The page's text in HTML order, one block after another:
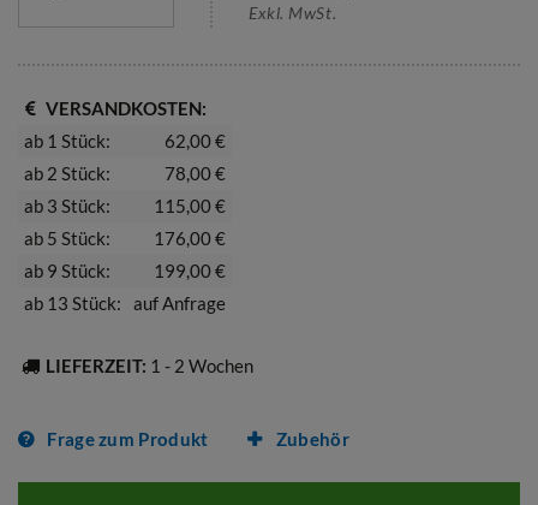
Exkl. MwSt.
VERSANDKOSTEN:
ab 1 Stück:
62,00 €
ab 2 Stück:
78,00 €
ab 3 Stück:
115,00 €
ab 5 Stück:
176,00 €
ab 9 Stück:
199,00 €
ab 13 Stück:
auf Anfrage
LIEFERZEIT: 1 - 2 Wochen
Frage zum Produkt Zubehör